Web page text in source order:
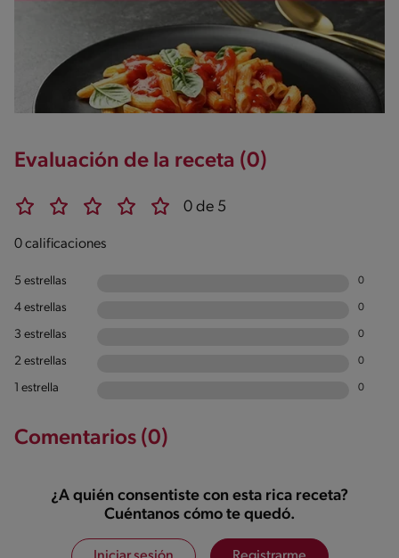
Evaluación de la receta (0)
0 de 5
0 calificaciones
5 estrellas 0
4 estrellas 0
3 estrellas 0
2 estrellas 0
1 estrella 0
Comentarios (0)
¿A quién consentiste con esta rica receta?
Cuéntanos cómo te quedó.